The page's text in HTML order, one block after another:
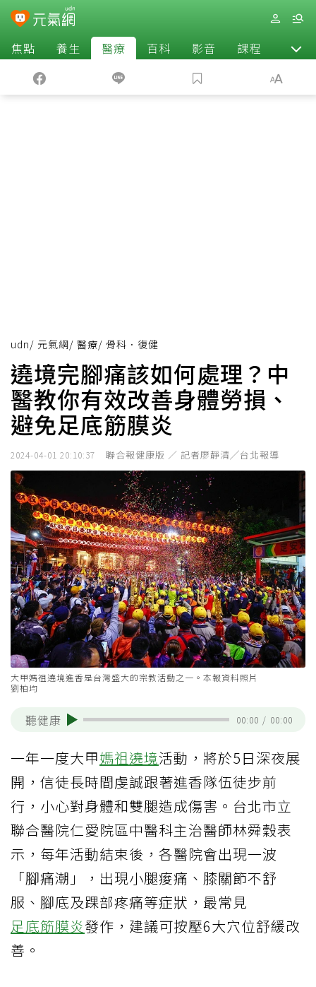
焦點 養生 醫療 百科 影音 課程 退休
udn/ 元氣網/ 醫療/ 骨科．復健
遶境完腳痛該如何處理？中
醫教你有效改善身體勞損、
避免足底筋膜炎
2024-04-01 20:10:37 聯合報健康版 ／ 記者廖靜清╱台北報導
大甲媽祖遶境進香是台灣盛大的宗教活動之一。本報資料照片
劉柏均
聽健康 00:00 / 00:00
一年一度大甲媽祖遶境活動，將於5日深夜展
開，信徒長時間虔誠跟著進香隊伍徒步前
行，小心對身體和雙腿造成傷害。台北市立
聯合醫院仁愛院區中醫科主治醫師林舜穀表
示，每年活動結束後，各醫院會出現一波
「腳痛潮」，出現小腿痠痛、膝關節不舒
服、腳底及踝部疼痛等症狀，最常見
足底筋膜炎發作，建議可按壓6大穴位舒緩改
善。